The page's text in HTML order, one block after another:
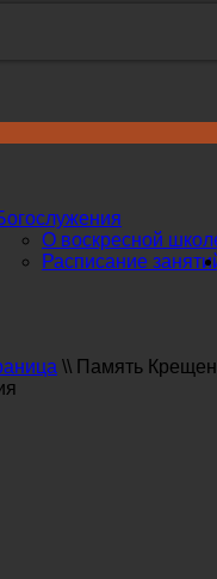
О воскресной
Расписание
\\ Память